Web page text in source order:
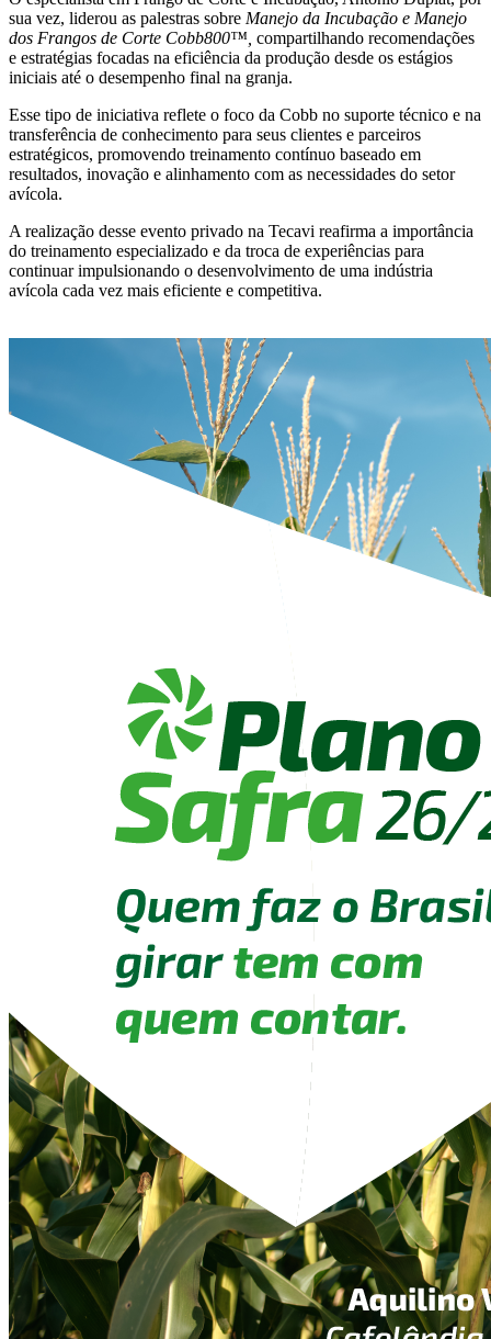
sua vez, liderou as palestras sobre Manejo da Incubação e Manejo
dos Frangos de Corte Cobb800™, compartilhando recomendações
e estratégias focadas na eficiência da produção desde os estágios
iniciais até o desempenho final na granja.
Esse tipo de iniciativa reflete o foco da Cobb no suporte técnico e na
transferência de conhecimento para seus clientes e parceiros
estratégicos, promovendo treinamento contínuo baseado em
resultados, inovação e alinhamento com as necessidades do setor
avícola.
A realização desse evento privado na Tecavi reafirma a importância
do treinamento especializado e da troca de experiências para
continuar impulsionando o desenvolvimento de uma indústria
avícola cada vez mais eficiente e competitiva.